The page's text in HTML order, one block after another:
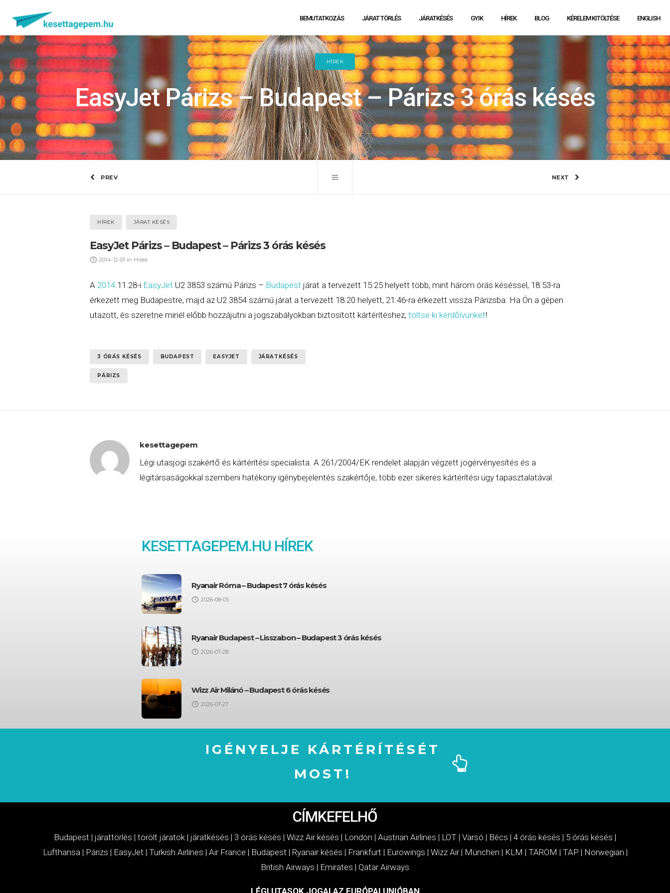
BEMUTATKOZÁS JÁRAT TÖRLÉS JÁRATKÉSÉS GYIK HÍREK BLOG KÉRELEM KITÖLTÉSE ENGLISH
HÍREK
EasyJet Párizs – Budapest – Párizs 3 órás késés
PREV NEXT
HÍREK JÁRAT KÉSÉS
EasyJet Párizs – Budapest – Párizs 3 órás késés
2014-12-01 in Hírek
A 2014.11.28-i EasyJet U2 3853 számú Párizs – Budapest járat a tervezett 15:25 helyett több, mint három órás késéssel, 18:53-ra
érkezett meg Budapestre, majd az U2 3854 számú járat a tervezett 18:20 helyett, 21:46-ra érkezett vissza Párizsba. Ha Ön a gépen
utazott, és szeretne minél előbb hozzájutni a jogszabályokban biztosított kártérítéshez,töltse ki kérdőívünket!
3 ÓRÁS KÉSÉS BUDAPEST EASYJET JÁRATKÉSÉS
PÁRIZS
kesettagepem
Légi utasjogi szakértő és kártérítési specialista. A 261/2004/EK rendelet alapján végzett jogérvényesítés és a
légitársaságokkal szembeni hatékony igénybejelentés szakértője, több ezer sikeres kártérítési ügy tapasztalatával.
KESETTAGEPEM.HU HÍREK
Ryanair Róma – Budapest 7 órás késés
2026-08-05
Ryanair Budapest – Lisszabon – Budapest 3 órás késés
2026-07-28
Wizz Air Milánó – Budapest 6 órás késés
2026-07-27
IGÉNYELJE KÁRTÉRÍTÉSÉT
MOST!
CÍMKEFELHŐ
Budapest | járattörlés | törölt járatok | járatkésés | 3 órás késés | Wizz Air késés | London | Austrian Airlines | LOT | Varsó | Bécs | 4 órás késés | 5 órás késés |
Lufthansa| Párizs | EasyJet | Turkish Airlines | Air France | Budapest | Ryanair késés | Frankfurt | Eurowings | Wizz Air| München | KLM | TAROM | TAP | Norwegian |
British Airways | Emirates | Qatar Airways